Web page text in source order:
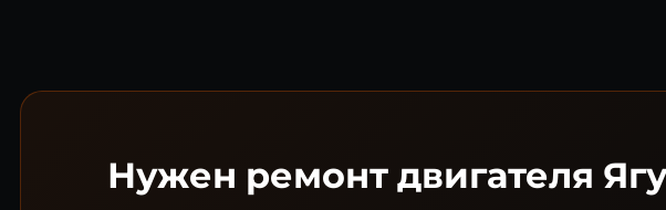
Нужен ремонт двигателя